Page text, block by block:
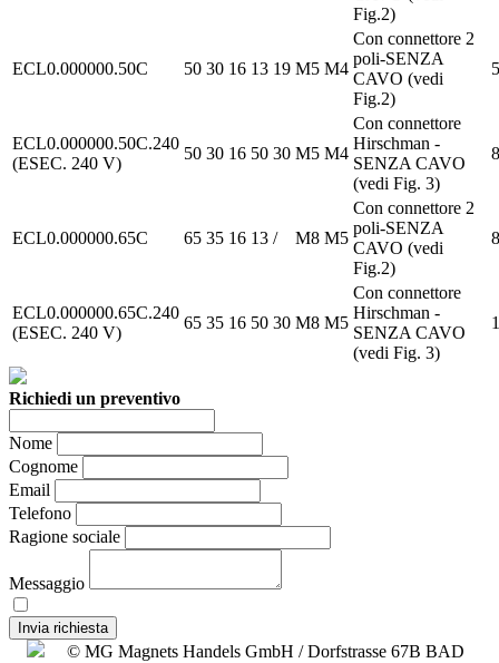
Fig.2)
ECL0.000000.50C 50 30 16 13 19 M5 M4
Con connettore 2
poli-SENZA
CAVO (vedi
Fig.2)
ECL0.000000.50C.240
(ESEC. 240 V)
50 30 16 50 30 M5 M4
Con connettore
Hirschman -
SENZA CAVO
(vedi Fig. 3)
ECL0.000000.65C 65 35 16 13 / M8 M5
Con connettore 2
poli-SENZA
CAVO (vedi
Fig.2)
ECL0.000000.65C.240
(ESEC. 240 V)
65 35 16 50 30 M8 M5
Con connettore
Hirschman -
SENZA CAVO
(vedi Fig. 3)
Richiedi un preventivo
Nome
Cognome
Email
Telefono
Ragione sociale
Messaggio
Invia richiesta
© MG Magnets Handels GmbH / Dorfstrasse 67B BAD